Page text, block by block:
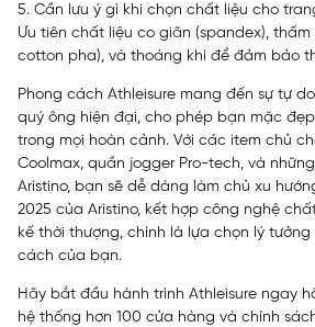
5. Cần lưu ý gì khi chọn chất liệu cho
Ưu tiên chất liệu co giãn (spandex), thấm
cotton pha), và thoáng khí để đảm bảo
Phong cách Athleisure mang đến sự tự
quý ông hiện đại, cho phép bạn mặc
trong mọi hoàn cảnh. Với các item chủ
Coolmax, quần jogger Pro-tech, và
Aristino, bạn sẽ dễ dàng làm chủ xu
2025 của Aristino, kết hợp công nghệ
kế thời thượng, chính là lựa chọn lý
cách của bạn.
Hãy bắt đầu hành trình Athleisure ngay
hệ thống hơn 100 cửa hàng và chính